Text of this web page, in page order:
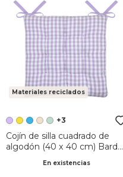
Materiales reciclados
+3
Cojín de silla cuadrado de
algodón (40 x 40 cm) Bardot
En existencias